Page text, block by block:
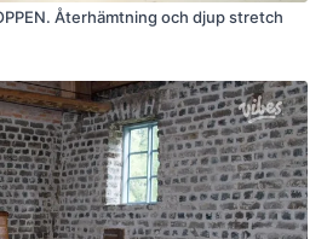
Återhämtning och djup stretch